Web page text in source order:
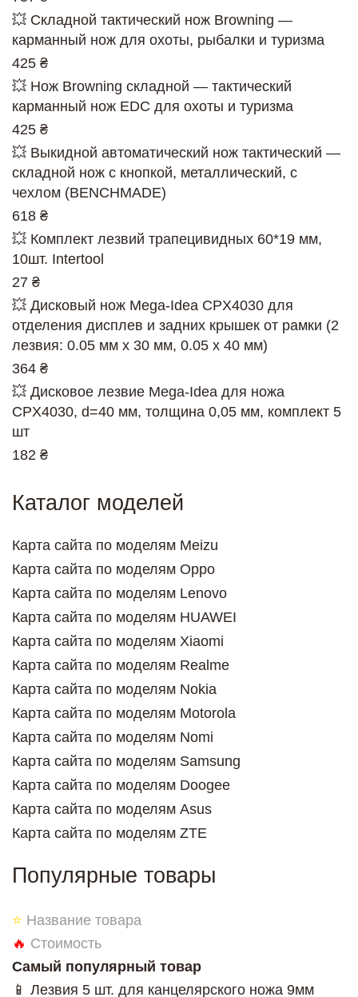
💥 Складной тактический нож Browning —
карманный нож для охоты, рыбалки и туризма
425 ₴
💥 Нож Browning складной — тактический
карманный нож EDC для охоты и туризма
425 ₴
💥 Выкидной автоматический нож тактический —
складной нож с кнопкой, металлический, с
чехлом (BENCHMADE)
618 ₴
💥 Комплект лезвий трапецивидных 60*19 мм,
10шт. Intertool
27 ₴
💥 Дисковый нож Mega-Idea CPX4030 для
отделения дисплев и задних крышек от рамки (2
лезвия: 0.05 мм х 30 мм, 0.05 х 40 мм)
364 ₴
💥 Дисковое лезвие Mega-Idea для ножа
CPX4030, d=40 мм, толщина 0,05 мм, комплект 5
шт
182 ₴
Каталог моделей
Карта сайта по моделям Meizu
Карта сайта по моделям Oppo
Карта сайта по моделям Lenovo
Карта сайта по моделям HUAWEI
Карта сайта по моделям Xiaomi
Карта сайта по моделям Realme
Карта сайта по моделям Nokia
Карта сайта по моделям Motorola
Карта сайта по моделям Nomi
Карта сайта по моделям Samsung
Карта сайта по моделям Doogee
Карта сайта по моделям Asus
Карта сайта по моделям ZTE
Популярные товары
⭐ Название товара
🔥 Стоимость
Самый популярный товар
📱 Лезвия 5 шт. для канцелярского ножа 9мм